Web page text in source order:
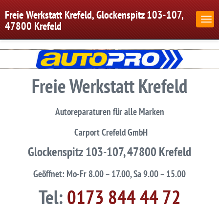
Freie Werkstatt Krefeld, Glockenspitz 103-107,
47800 Krefeld
Freie Werkstatt Krefeld
Autoreparaturen für alle Marken
Carport Crefeld GmbH
Glockenspitz 103-107, 47800 Krefeld
Geöffnet: Mo-Fr 8.00 – 17.00, Sa 9.00 – 15.00
Tel:0173 844 44 72